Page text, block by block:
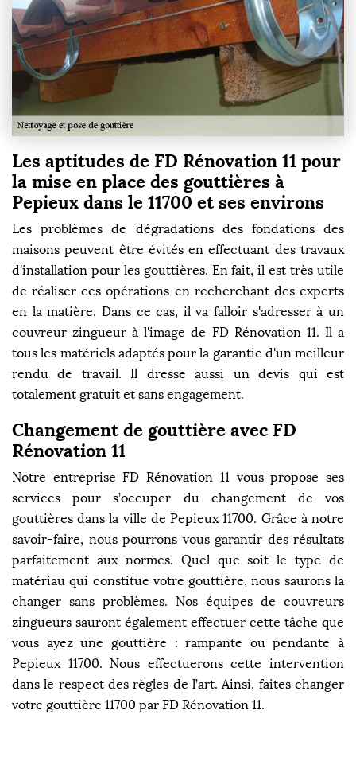
Les aptitudes de FD Rénovation 11 pour
la mise en place des gouttières à
Pepieux dans le 11700 et ses environs
Les problèmes de dégradations des fondations des
maisons peuvent être évités en effectuant des travaux
d'installation pour les gouttières. En fait, il est très utile
de réaliser ces opérations en recherchant des experts
en la matière. Dans ce cas, il va falloir s'adresser à un
couvreur zingueur à l'image de FD Rénovation 11. Il a
tous les matériels adaptés pour la garantie d'un meilleur
rendu de travail. Il dresse aussi un devis qui est
totalement gratuit et sans engagement.
Changement de gouttière avec FD
Rénovation 11
Notre entreprise FD Rénovation 11 vous propose ses
services pour s’occuper du changement de vos
gouttières dans la ville de Pepieux 11700. Grâce à notre
savoir-faire, nous pourrons vous garantir des résultats
parfaitement aux normes. Quel que soit le type de
matériau qui constitue votre gouttière, nous saurons la
changer sans problèmes. Nos équipes de couvreurs
zingueurs sauront également effectuer cette tâche que
vous ayez une gouttière : rampante ou pendante à
Pepieux 11700. Nous effectuerons cette intervention
dans le respect des règles de l’art. Ainsi, faites changer
votre gouttière 11700 par FD Rénovation 11.